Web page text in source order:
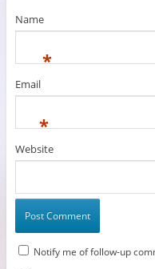
Name
*
Email
*
Website
Notify me of follow-up